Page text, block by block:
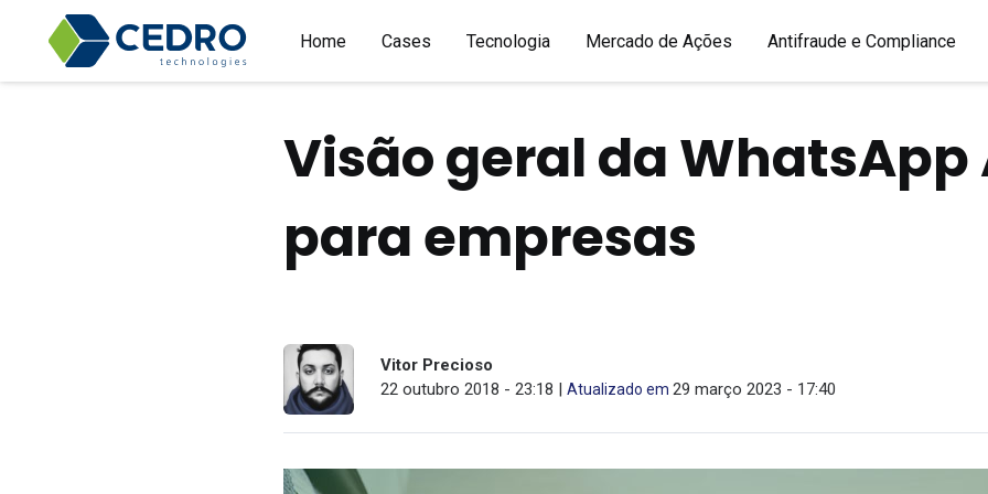
Home Cases Tecnologia Mercado de Ações Antifraude e Compliance
Visão geral da WhatsApp
para empresas
Vitor Precioso
22 outubro 2018 - 23:18 |Atualizado em29 março 2023 - 17:40